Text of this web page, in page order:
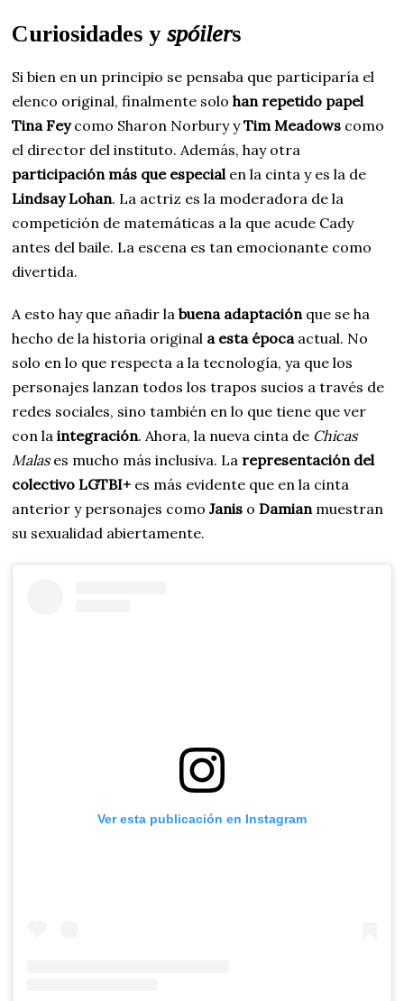
Curiosidades yspóilers
Si bien en un principio se pensaba que participaría el
elenco original, finalmente solohan repetido papel
Tina Feycomo Sharon Norbury yTim Meadows como
el director del instituto. Además, hay otra
participación más que especialen la cinta y es la de
Lindsay Lohan. La actriz es la moderadora de la
competición de matemáticas a la que acude Cady
antes del baile. La escena es tan emocionante como
divertida.
A esto hay que añadir labuena adaptación que se ha
hecho de la historia original a esta época actual. No
solo en lo que respecta a la tecnología, ya que los
personajes lanzan todos los trapos sucios a través de
redes sociales, sino también en lo que tiene que ver
con laintegración. Ahora, la nueva cinta de Chicas
Malases mucho más inclusiva. La representación del
colectivo LGTBI+ es más evidente que en la cinta
anterior y personajes comoJanis oDamianmuestran
su sexualidad abiertamente.
Ver esta publicación en Instagram